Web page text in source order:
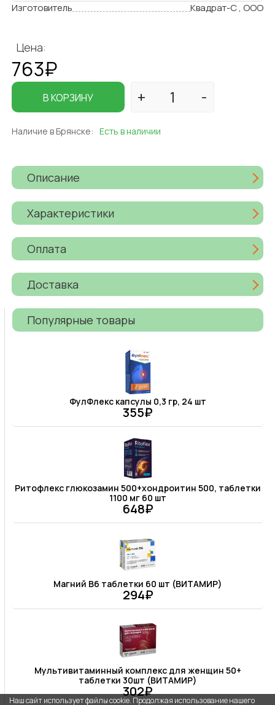
Изготовитель Квадрат-С , ООО
Цена:
763₽
В КОРЗИНУ
Наличие в Брянске: Есть в наличии
Описание
Характеристики
Оплата
Доставка
Популярные товары
ФулФлекс капсулы 0,3 гр, 24 шт
355₽
Ритофлекс глюкозамин 500+хондроитин 500, таблетки
1100 мг 60 шт
648₽
Магний В6 таблетки 60 шт (ВИТАМИР)
294₽
Мультивитаминный комплекс для женщин 50+
таблетки 30шт (ВИТАМИР)
302₽
Наш сайт использует файлы cookie. Продолжая использование нашего